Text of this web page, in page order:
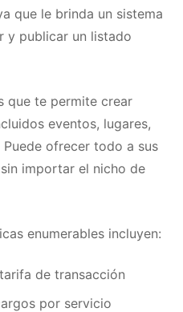
que le brinda un sistema
y publicar un listado
que te permite crear
eventos, lugares,
Puede ofrecer todo a sus
importar el nicho de
enumerables incluyen:
de transacción
por servicio